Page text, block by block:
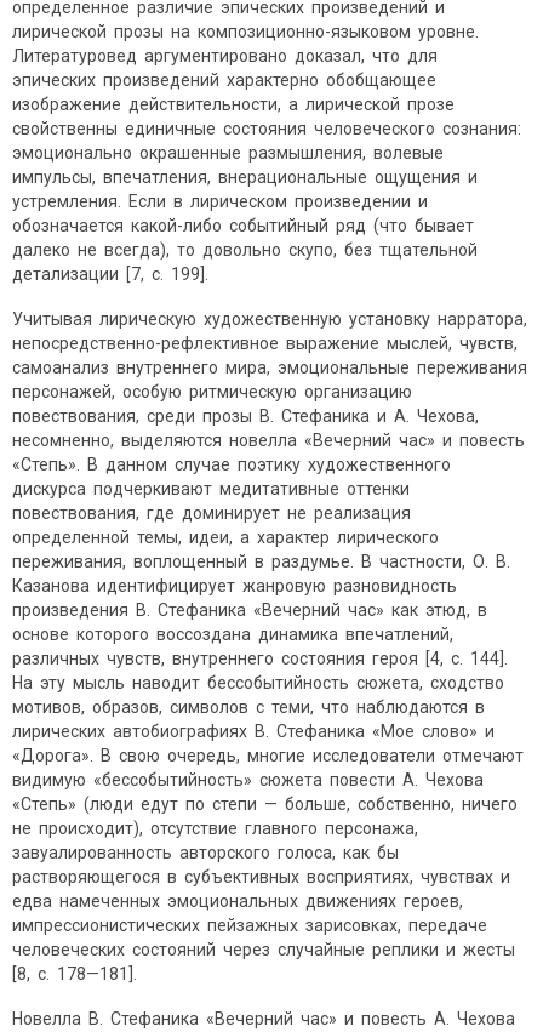
определенное различие эпических произведений и
лирической прозы на композиционно-языковом уровне.
Литературовед аргументировано доказал, что для
эпических произведений характерно обобщающее
изображение действительности, а лирической прозе
свойственны единичные состояния человеческого сознания:
эмоционально окрашенные размышления, волевые
импульсы, впечатления, внерациональные ощущения и
устремления. Если в лирическом произведении и
обозначается какой-либо событийный ряд (что бывает
далеко не всегда), то довольно скупо, без тщательной
детализации [7, с. 199].
Учитывая лирическую художественную установку нарратора,
непосредственно-рефлективное выражение мыслей, чувств,
самоанализ внутреннего мира, эмоциональные переживания
персонажей, особую ритмическую организацию
повествования, среди прозы В. Стефаника и А. Чехова,
несомненно, выделяются новелла «Вечерний час» и повесть
«Степь». В данном случае поэтику художественного
дискурса подчеркивают медитативные оттенки
повествования, где доминирует не реализация
определенной темы, идеи, а характер лирического
переживания, воплощенный в раздумье. В частности, О. В.
Казанова идентифицирует жанровую разновидность
произведения В. Стефаника «Вечерний час» как этюд, в
основе которого воссоздана динамика впечатлений,
различных чувств, внутреннего состояния героя [4, с. 144].
На эту мысль наводит бессобытийность сюжета, сходство
мотивов, образов, символов с теми, что наблюдаются в
лирических автобиографиях В. Стефаника «Мое слово» и
«Дорога». В свою очередь, многие исследователи отмечают
видимую «бессобытийность» сюжета повести А. Чехова
«Степь» (люди едут по степи — больше, собственно, ничего
не происходит), отсутствие главного персонажа,
завуалированность авторского голоса, как бы
растворяющегося в субъективных восприятиях, чувствах и
едва намеченных эмоциональных движениях героев,
импрессионистических пейзажных зарисовках, передаче
человеческих состояний через случайные реплики и жесты
[8, с. 178—181].
Новелла В. Стефаника «Вечерний час» и повесть А. Чехова